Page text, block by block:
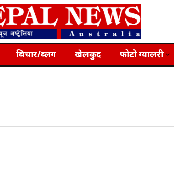
बिचार/ब्लग खेलकुद फोटो ग्यालरी